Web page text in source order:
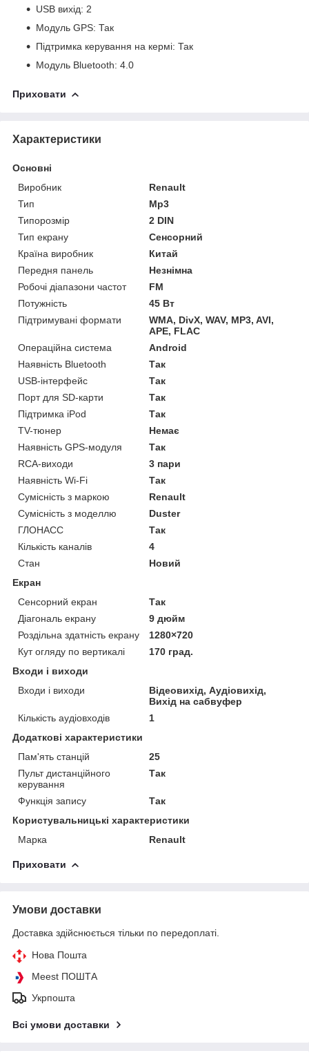
USB вихід: 2
Модуль GPS: Так
Підтримка керування на кермі: Так
Модуль Bluetooth: 4.0
Приховати
Характеристики
Основні
Виробник
Renault
Тип
Mp3
Типорозмір
2 DIN
Тип екрану
Сенсорний
Країна виробник
Китай
Передня панель
Незнімна
Робочі діапазони частот
FM
Потужність
45 Вт
Підтримувані формати
WMA, DivX, WAV, MP3, AVI,
APE, FLAC
Операційна система
Android
Наявність Bluetooth
Так
USB-інтерфейс
Так
Порт для SD-карти
Так
Підтримка iPod
Так
TV-тюнер
Немає
Наявність GPS-модуля
Так
RCA-виходи
3 пари
Наявність Wi-Fi
Так
Сумісність з маркою
Renault
Сумісність з моделлю
Duster
ГЛОНАСС
Так
Кількість каналів
4
Стан
Новий
Екран
Сенсорний екран
Так
Діагональ екрану
9 дюйм
Роздільна здатність екрану
1280×720
Кут огляду по вертикалі
170 град.
Входи і виходи
Входи і виходи
Відеовихід, Аудіовихід,
Вихід на сабвуфер
Кількість аудіовходів
1
Додаткові характеристики
Пам'ять станцій
25
Пульт дистанційного
керування
Так
Функція запису
Так
Користувальницькі характеристики
Марка
Renault
Приховати
Умови доставки
Доставка здійснюється тільки по передоплаті.
Нова Пошта
Meest ПОШТА
Укрпошта
Всі умови доставки